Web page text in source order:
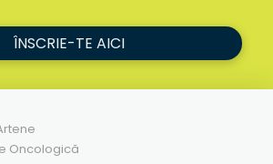
ÎNSCRIE-TE AICI
Oncologică